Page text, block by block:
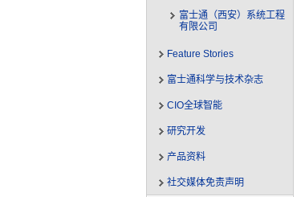
富士通（西安）系统工程
有限公司
Feature Stories
富士通科学与技术杂志
CIO全球智能
研究开发
产品资料
社交媒体免责声明